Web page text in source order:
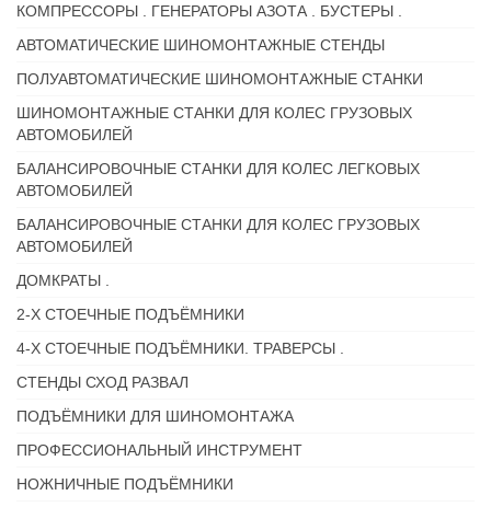
КОМПРЕССОРЫ . ГЕНЕРАТОРЫ АЗОТА . БУСТЕРЫ .
АВТОМАТИЧЕСКИЕ ШИНОМОНТАЖНЫЕ СТЕНДЫ
ПОЛУАВТОМАТИЧЕСКИЕ ШИНОМОНТАЖНЫЕ СТАНКИ
ШИНОМОНТАЖНЫЕ СТАНКИ ДЛЯ КОЛЕС ГРУЗОВЫХ
АВТОМОБИЛЕЙ
БАЛАНСИРОВОЧНЫЕ СТАНКИ ДЛЯ КОЛЕС ЛЕГКОВЫХ
АВТОМОБИЛЕЙ
БАЛАНСИРОВОЧНЫЕ СТАНКИ ДЛЯ КОЛЕС ГРУЗОВЫХ
АВТОМОБИЛЕЙ
ДОМКРАТЫ .
2-Х СТОЕЧНЫЕ ПОДЪЁМНИКИ
4-Х СТОЕЧНЫЕ ПОДЪЁМНИКИ. ТРАВЕРСЫ .
СТЕНДЫ СХОД РАЗВАЛ
ПОДЪЁМНИКИ ДЛЯ ШИНОМОНТАЖА
ПРОФЕССИОНАЛЬНЫЙ ИНСТРУМЕНТ
НОЖНИЧНЫЕ ПОДЪЁМНИКИ